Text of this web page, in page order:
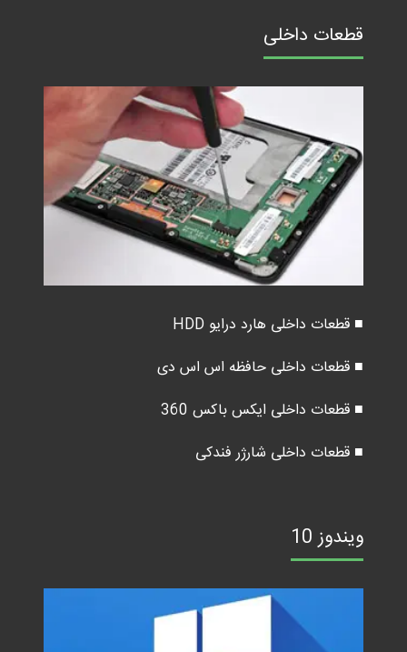
قطعات داخلی
■ قطعات داخلی هارد درایو HDD
■ قطعات داخلی حافظه اس اس دی
■ قطعات داخلی ایکس باکس 360
■ قطعات داخلی شارژر فندکی
ویندوز 10